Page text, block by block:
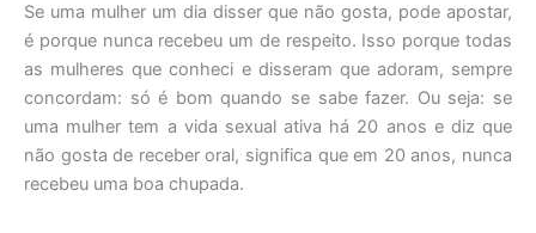
Se uma mulher um dia disser que não gosta, pode apostar,
é porque nunca recebeu um de respeito. Isso porque todas
as mulheres que conheci e disseram que adoram, sempre
concordam: só é bom quando se sabe fazer. Ou seja: se
uma mulher tem a vida sexual ativa há 20 anos e diz que
não gosta de receber oral, significa que em 20 anos, nunca
recebeu uma boa chupada.